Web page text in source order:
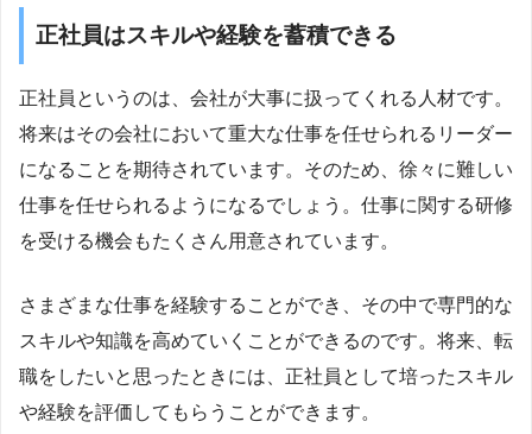
正社員はスキルや経験を蓄積できる
正社員というのは、会社が大事に扱ってくれる人材です。
将来はその会社において重大な仕事を任せられるリーダー
になることを期待されています。そのため、徐々に難しい
仕事を任せられるようになるでしょう。仕事に関する研修
を受ける機会もたくさん用意されています。
さまざまな仕事を経験することができ、その中で専門的な
スキルや知識を高めていくことができるのです。将来、転
職をしたいと思ったときには、正社員として培ったスキル
や経験を評価してもらうことができます。